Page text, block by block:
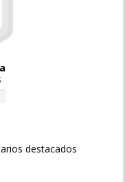
destacados